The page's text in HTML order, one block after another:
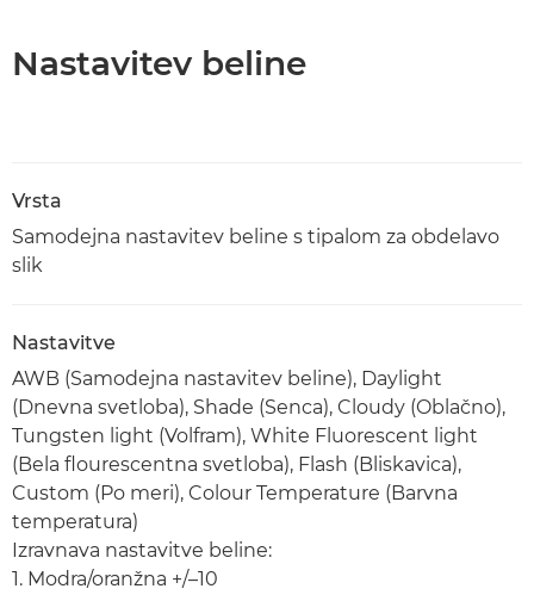
Nastavitev beline
Vrsta
Samodejna nastavitev beline s tipalom za obdelavo
slik
Nastavitve
AWB (Samodejna nastavitev beline), Daylight
(Dnevna svetloba), Shade (Senca), Cloudy (Oblačno),
Tungsten light (Volfram), White Fluorescent light
(Bela flourescentna svetloba), Flash (Bliskavica),
Custom (Po meri), Colour Temperature (Barvna
temperatura)
Izravnava nastavitve beline:
1. Modra/oranžna +/–10